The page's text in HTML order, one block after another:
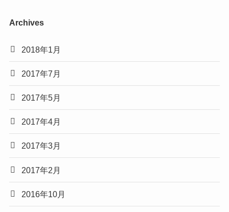
Archives
2018年1月
2017年7月
2017年5月
2017年4月
2017年3月
2017年2月
2016年10月